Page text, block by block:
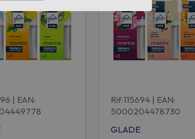
| EAN:
Rif:115694 | EAN:
5000204478730
GLADE